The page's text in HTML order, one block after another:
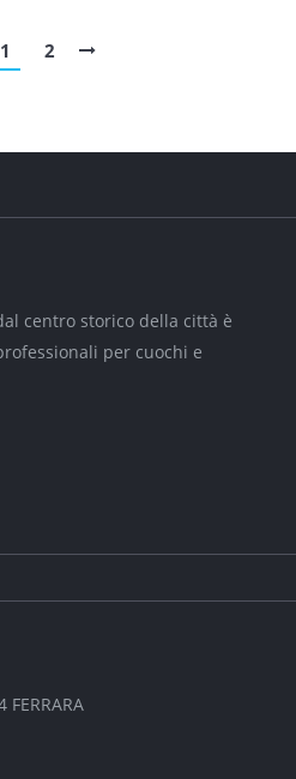
1 2
centro storico della città è
per cuochi e